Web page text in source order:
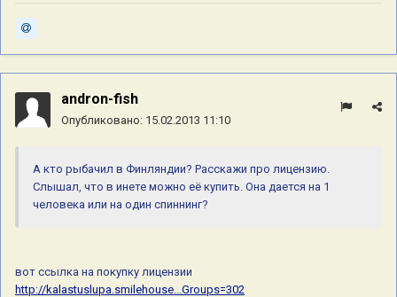
andron-fish
Опубликовано: 15.02.2013 11:10
А кто рыбачил в Финляндии? Расскажи про лицензию.
Слышал, что в инете можно её купить. Она дается на 1
человека или на один спиннинг?
вот ссылка на покупку лицензии
http://kalastuslupa.smilehouse...Groups=302